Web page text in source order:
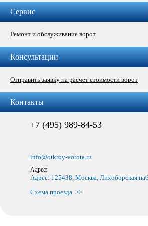
Сервис
Ремонт и обслуживание ворот
Консультации
Отправить заявку на расчет стоимости ворот
Контакты
+7 (495) 989-84-53
info@otkroy-vorota.ru
Адрес:
Адрес: 125438, Москва, Лихоборская
Схема проезда >>